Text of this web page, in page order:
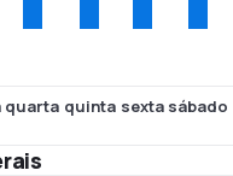
quarta quinta sexta sábado